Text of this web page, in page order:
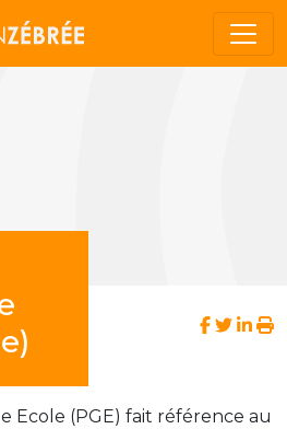
Ecole (PGE) fait référence au